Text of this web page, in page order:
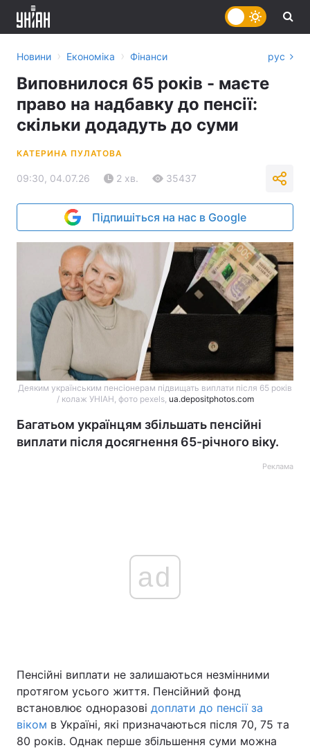
Головна Війна
Україна Політика
Економіка Світ
Новини › Економіка › Фінанси рус
Виповнилося 65 років - маєте
право на надбавку до пенсії:
скільки додадуть до суми
КАТЕРИНА ПУЛАТОВА
09:30, 04.07.26 2 хв. 35437
Підпишіться на нас в Google
Деяким українським пенсіонерам підвищать виплати після 65 років
/ колаж УНІАН, фото pexels, ua.depositphotos.com
Багатьом українцям збільшать пенсійні
виплати після досягнення 65-річного віку.
Реклама
ad
Пенсійні виплати не залишаються незмінними
протягом усього життя. Пенсійний фонд
встановлює одноразові доплати до пенсії за
віком в Україні, які призначаються після 70, 75 та
80 років. Однак перше збільшення суми можна